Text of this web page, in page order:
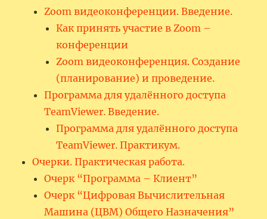
Zoom видеоконференции. Введение.
Как принять участие в Zoom –
конференции
Zoom видеоконференция. Создание
(планирование) и проведение.
Программа для удалённого доступа
TeamViewer. Введение.
Программа для удалённого доступа
TeamViewer. Практикум.
Очерки. Практическая работа.
Очерк “Программа – Клиент”
Очерк “Цифровая Вычислительная
Машина (ЦВМ) Общего Назначения”